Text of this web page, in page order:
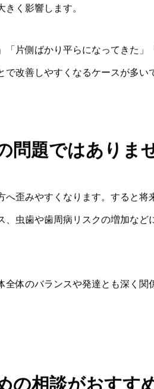
く影響します。
「片側ばかり平らになってきた」
改善しやすくなるケースが多い
問題ではありま
歪みやすくなります。すると将
、虫歯や歯周病リスクの増加など
体のバランスや発達とも深く関
の相談がおすす